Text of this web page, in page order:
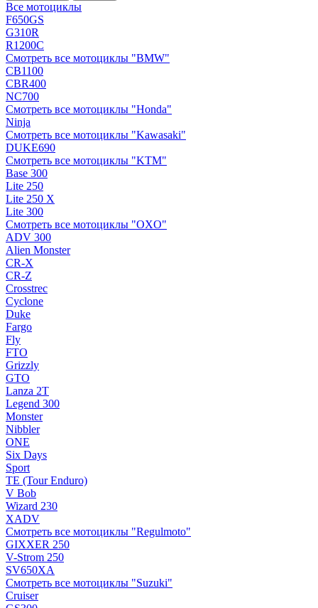
Все мотоциклы
F650GS
G310R
R1200C
Смотреть все мотоциклы "BMW"
CB1100
CBR400
NC700
Смотреть все мотоциклы "Honda"
Ninja
Смотреть все мотоциклы "Kawasaki"
DUKE690
Смотреть все мотоциклы "KTM"
Base 300
Lite 250
Lite 250 X
Lite 300
Смотреть все мотоциклы "OXO"
ADV 300
Alien Monster
CR-X
CR-Z
Crosstrec
Cyclone
Duke
Fargo
Fly
FTO
Grizzly
GTO
Lanza 2T
Legend 300
Monster
Nibbler
ONE
Six Days
Sport
TE (Tour Enduro)
V Bob
Wizard 230
XADV
Смотреть все мотоциклы "Regulmoto"
GIXXER 250
V-Strom 250
SV650XA
Смотреть все мотоциклы "Suzuki"
Cruiser